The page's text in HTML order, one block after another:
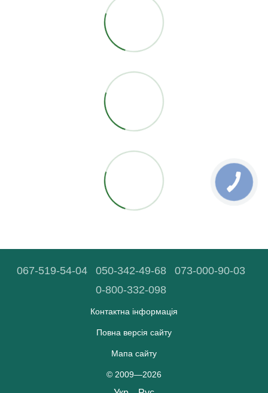
067-519-54-04 050-342-49-68
073-000-90-03
0-800-332-098
Контактна інформація
Повна версія сайту
Мапа сайту
© 2009—2026